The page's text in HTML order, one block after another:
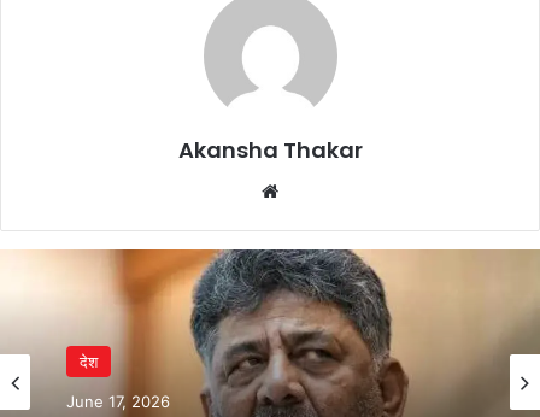
Akansha Thakar
देश
June 17, 2026